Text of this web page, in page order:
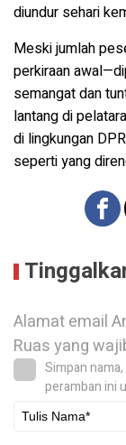
diundur sehari
Meski jumlah
perkiraan
semangat dan
lantang di
di lingkungan
seperti yang
Alamat email
Ruas yang
Simpan
peramban ini